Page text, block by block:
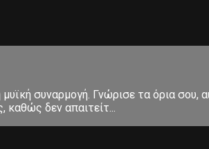
συναρμογή. Γνώρισε τα όρια σου,
δεν απαιτείτ...